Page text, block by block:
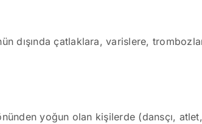
dışında çatlaklara, varislere,
yoğun olan kişilerde (dansçı,